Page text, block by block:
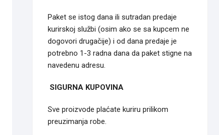
Paket se istog dana ili sutradan predaje
kurirskoj službi (osim ako se sa kupcem ne
dogovori drugačije) i od dana predaje je
potrebno 1-3 radna dana da paket stigne na
navedenu adresu.
SIGURNA KUPOVINA
Sve proizvode plaćate kuriru prilikom
preuzimanja robe.